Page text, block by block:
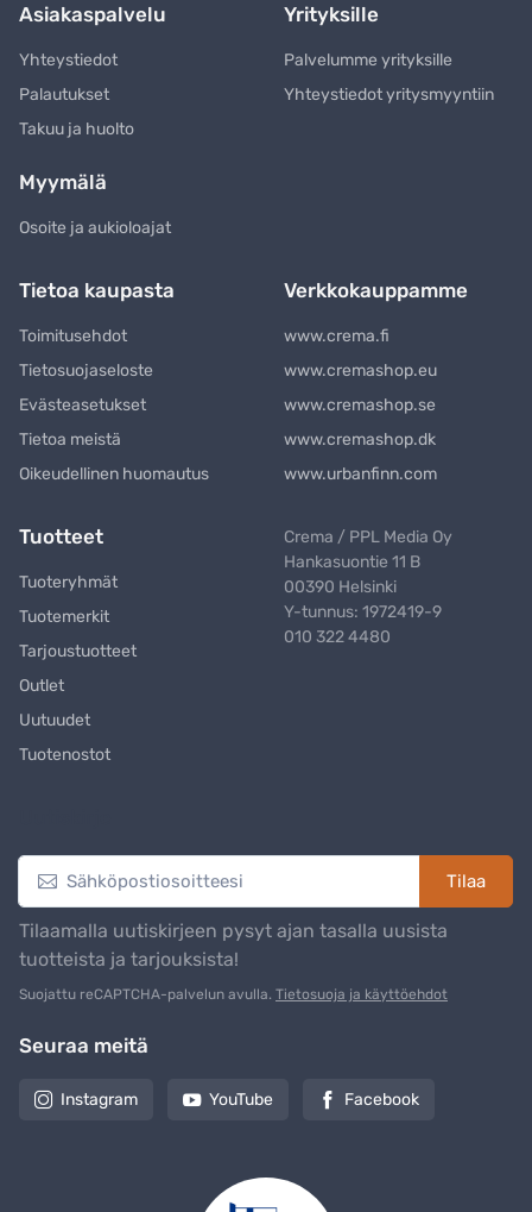
Asiakaspalvelu
Yhteystiedot
Palautukset
Takuu ja huolto
Yrityksille
Palvelumme yrityksille
Yhteystiedot yritysmyyntiin
Myymälä
Osoite ja aukioloajat
Tietoa kaupasta
Toimitusehdot
Tietosuojaseloste
Evästeasetukset
Tietoa meistä
Oikeudellinen huomautus
Verkkokauppamme
www.crema.fi
www.cremashop.eu
www.cremashop.se
www.cremashop.dk
www.urbanfinn.com
Tuotteet
Tuoteryhmät
Tuotemerkit
Tarjoustuotteet
Outlet
Uutuudet
Tuotenostot
Crema / PPL Media Oy
Hankasuontie 11 B
00390 Helsinki
Y-tunnus: 1972419-9
010 322 4480
Tilaa
Tilaamalla uutiskirjeen pysyt ajan tasalla uusista
tuotteista ja tarjouksista!
Suojattu reCAPTCHA-palvelun avulla. Tietosuoja ja käyttöehdot
Seuraa meitä
Instagram YouTube Facebook